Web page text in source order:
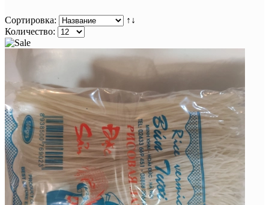
Сортировка:
↑↓
Количество: